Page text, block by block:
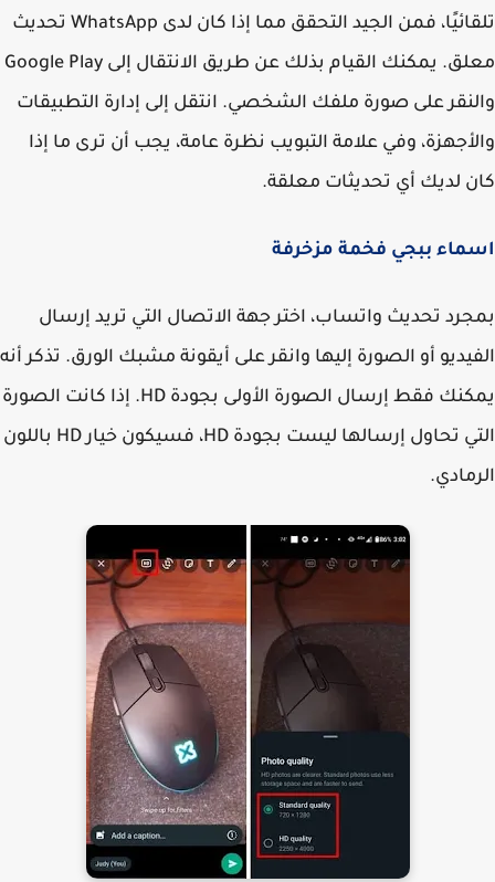
تلقائيًا، فمن الجيد التحقق مما إذا كان لدى WhatsApp تحديث
معلق. يمكنك القيام بذلك عن طريق الانتقال إلى Google Play
على صورة ملفك الشخصي. انتقل إلى إدارة التطبيقات
وفي علامة التبويب نظرة عامة، يجب أن ترى ما إذا
لديك أي تحديثات معلقة.
ببجي فخمة مزخرفة
تحديث واتساب، اختر جهة الاتصال التي تريد إرسال
أو الصورة إليها وانقر على أيقونة مشبك الورق. تذكر أنه
يمكنك فقط إرسال الصورة الأولى بجودة HD. إذا كانت الصورة
التي تحاول إرسالها ليست بجودة HD، فسيكون خيار HD باللون